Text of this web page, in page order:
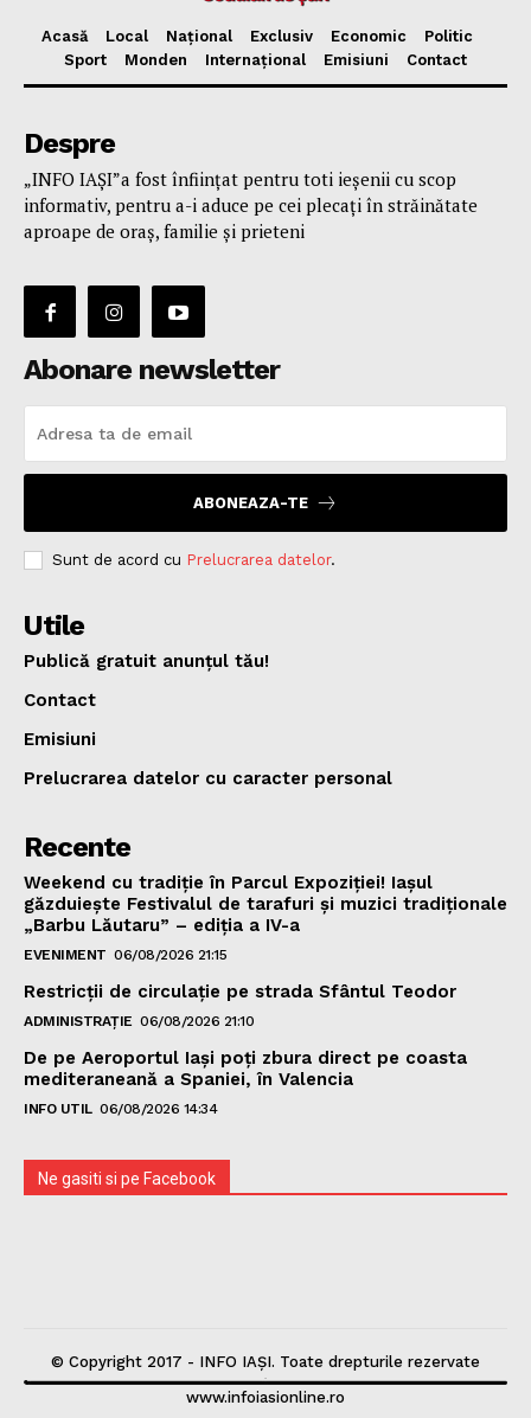
Acasă Local Național Exclusiv Economic
Politic
Sport
Monden Internațional Emisiuni Contact
Despre
„INFO IAȘI”a fost înfiinţat pentru toti ieşenii cu scop
informativ, pentru a-i aduce pe cei plecaţi în străinătate
aproape de oraş, familie și prieteni
Abonare newsletter
ABONEAZA-TE
Sunt de acord cu Prelucrarea datelor.
Utile
Publică gratuit anunțul tău!
Contact
Emisiuni
Prelucrarea datelor cu caracter personal
Recente
Weekend cu tradiție în Parcul Expoziției! Iașul
găzduiește Festivalul de tarafuri și muzici tradiționale
„Barbu Lăutaru” – ediția a IV-a
EVENIMENT 06/08/2026 21:15
Restricții de circulație pe strada Sfântul Teodor
ADMINISTRAȚIE 06/08/2026 21:10
De pe Aeroportul Iași poți zbura direct pe coasta
mediteraneană a Spaniei, în Valencia
INFO UTIL 06/08/2026 14:34
Ne gasiti si pe Facebook
© Copyright 2017 - INFO IAȘI. Toate drepturile rezervate
www.infoiasionline.ro